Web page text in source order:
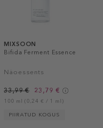
MIXSOON
Bifida Ferment Essence
Näoessents
33,99 € 23,79 €
100 ml (0,24 € / 1 ml)
PIIRATUD KOGUS